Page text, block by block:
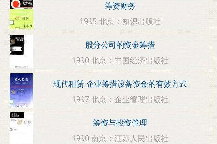
筹资财务
1995 北京：知识出版社
股分公司的资金筹措
1990 北京：中国经济出版社
现代租赁 企业筹措设备资金的有效方式
1997 北京：企业管理出版社
筹资与投资管理
1990 南京：江苏人民出版社